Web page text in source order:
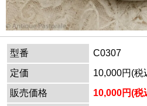
型番
C0307
定価
10,000円(税
販売価格
10,000円(税